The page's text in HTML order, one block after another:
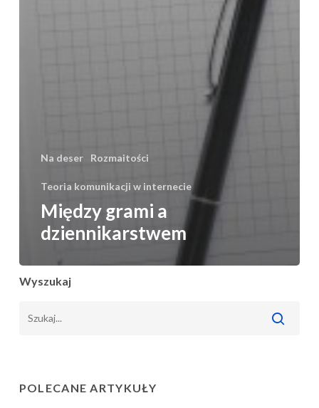
Na deser Rozmaitości
Teoria komunikacji w internecie
Między grami a
dziennikarstwem
Wyszukaj
POLECANE ARTYKUŁY